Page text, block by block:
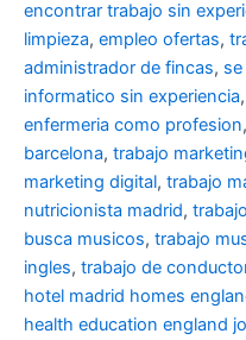
encontrar trabajo sin
limpieza, empleo ofertas,
administrador de fincas,
informatico sin experiencia,
enfermeria como profesion,
barcelona, trabajo
marketing digital, trabajo
nutricionista madrid,
busca musicos, trabajo
ingles, trabajo de
hotel madrid homes
health education england